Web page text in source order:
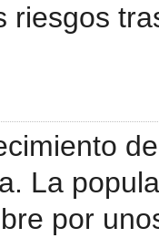
riesgos
La
por